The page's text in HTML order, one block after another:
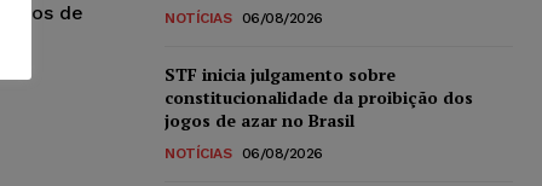
de
NOTÍCIAS 06/08/2026
STF inicia julgamento sobre
constitucionalidade da proibição dos
jogos de azar no Brasil
NOTÍCIAS 06/08/2026